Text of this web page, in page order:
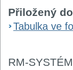
Přiložený
Tabulka ve
RM-